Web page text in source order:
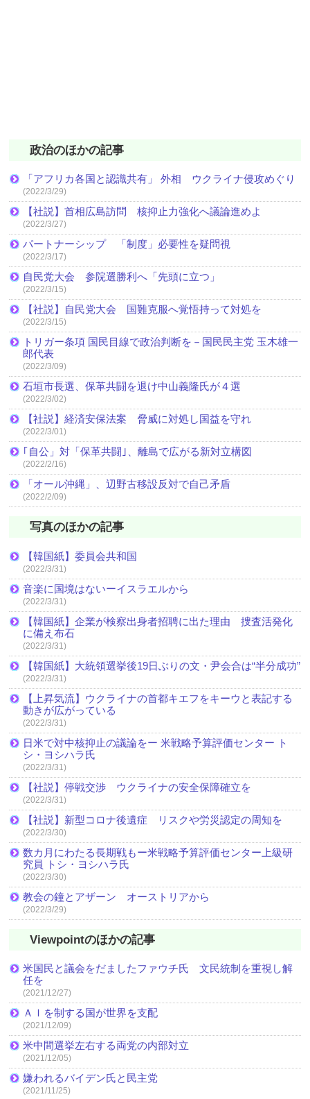
政治のほかの記事
「アフリカ各国と認識共有」 外相 ウクライナ侵攻めぐり
(2022/3/29)
【社説】首相広島訪問 核抑止力強化へ議論進めよ
(2022/3/27)
パートナーシップ 「制度」必要性を疑問視
(2022/3/17)
自民党大会 参院選勝利へ「先頭に立つ」
(2022/3/15)
【社説】自民党大会 国難克服へ覚悟持って対処を
(2022/3/15)
トリガー条項 国民目線で政治判断を－国民民主党 玉木雄一
郎代表
(2022/3/09)
石垣市長選、保革共闘を退け中山義隆氏が４選
(2022/3/02)
【社説】経済安保法案 脅威に対処し国益を守れ
(2022/3/01)
｢自公」対「保革共闘｣、離島で広がる新対立構図
(2022/2/16)
「オール沖縄」、辺野古移設反対で自己矛盾
(2022/2/09)
写真のほかの記事
【韓国紙】委員会共和国
(2022/3/31)
音楽に国境はないーイスラエルから
(2022/3/31)
【韓国紙】企業が検察出身者招聘に出た理由 捜査活発化
に備え布石
(2022/3/31)
【韓国紙】大統領選挙後19日ぶりの文・尹会合は“半分成功”
(2022/3/31)
【上昇気流】ウクライナの首都キエフをキーウと表記する
動きが広がっている
(2022/3/31)
日米で対中核抑止の議論をー 米戦略予算評価センター ト
シ・ヨシハラ氏
(2022/3/31)
【社説】停戦交渉 ウクライナの安全保障確立を
(2022/3/31)
【社説】新型コロナ後遺症 リスクや労災認定の周知を
(2022/3/30)
数カ月にわたる長期戦もー米戦略予算評価センター上級研
究員 トシ・ヨシハラ氏
(2022/3/30)
教会の鐘とアザーン オーストリアから
(2022/3/29)
Viewpointのほかの記事
米国民と議会をだましたファウチ氏 文民統制を重視し解
任を
(2021/12/27)
ＡＩを制する国が世界を支配
(2021/12/09)
米中間選挙左右する両党の内部対立
(2021/12/05)
嫌われるバイデン氏と民主党
(2021/11/25)